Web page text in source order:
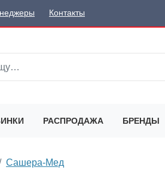
Контакты
РАСПРОДАЖА БРЕНДЫ
Сашера-Мед